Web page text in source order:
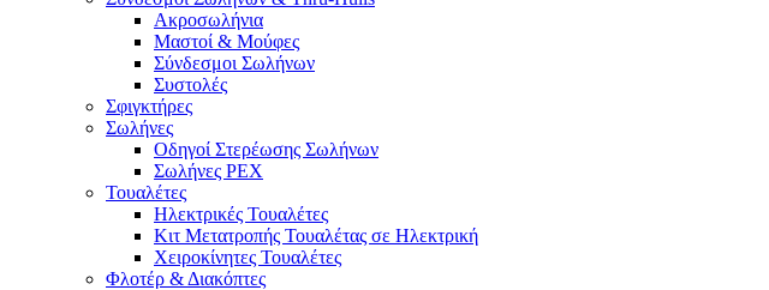
Ακροσωλήνια
Μαστοί & Μούφες
Σύνδεσμοι Σωλήνων
Συστολές
Σφιγκτήρες
Σωλήνες
Οδηγοί Στερέωσης Σωλήνων
Σωλήνες PEX
Τουαλέτες
Ηλεκτρικές Τουαλέτες
Κιτ Μετατροπής Τουαλέτας σε Ηλεκτρική
Χειροκίνητες Τουαλέτες
Φλοτέρ & Διακόπτες